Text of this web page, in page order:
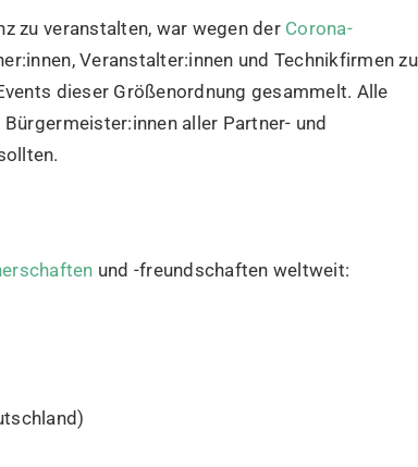
zu veranstalten, war wegen der Corona-
Veranstalter:innen und Technikfirmen zu
dieser Größenordnung gesammelt. Alle
aller Partner- und
und -freundschaften weltweit: